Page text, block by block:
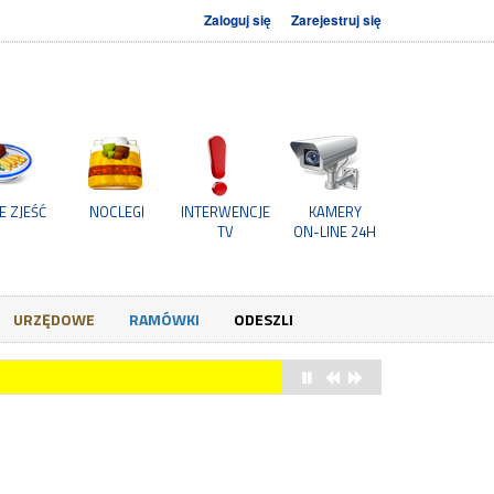
Zaloguj się Zarejestruj się
ZJEŚĆ NOCLEGI
INTERWENCJE
TV
KAMERY
ON-LINE 24H
URZĘDOWE RAMÓWKI ODESZLI